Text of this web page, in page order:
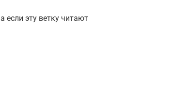
если эту ветку читают